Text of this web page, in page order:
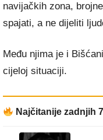
navijačkih zona,
spajati, a ne dijeliti
Među njima je i
cijeloj situaciji.
Najčitanije zadnjih